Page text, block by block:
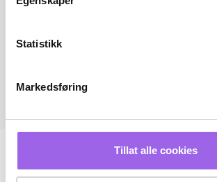
Statistikk
Markedsføring
Tillat alle cookies